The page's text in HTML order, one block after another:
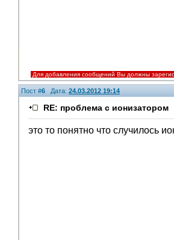
Для добавления сообщений Вы должны
Пост #6 Дата: 24.03.2012 19:14
RE: проблема с ионизатором
это то понятно что случилось